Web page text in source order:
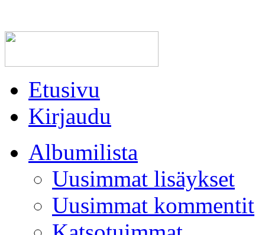
Etusivu
Kirjaudu
Albumilista
Uusimmat lisäykset
Uusimmat kommentit